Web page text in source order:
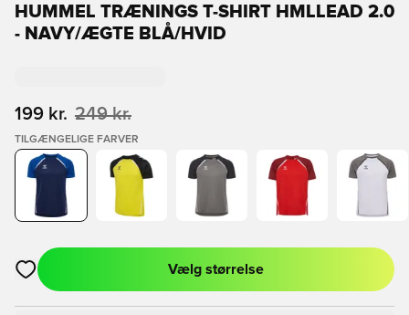
HUMMEL TRÆNINGS T-SHIRT HMLLEAD 2.0
- NAVY/ÆGTE BLÅ/HVID
199 kr. 249 kr.
TILGÆNGELIGE FARVER
Åbner en Modal til at logge ind eller tilmelde dig som medlem
Vælg størrelse